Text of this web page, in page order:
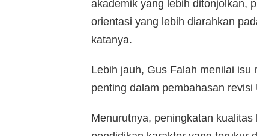
akademik yang lebih ditonjolkan,
orientasi yang lebih diarahkan
katanya.
Lebih jauh, Gus Falah menilai isu
penting dalam pembahasan revisi
Menurutnya, peningkatan